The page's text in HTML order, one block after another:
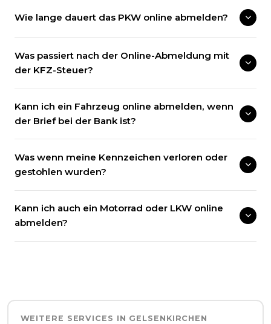
Wie lange dauert das PKW online abmelden?
Was passiert nach der Online-Abmeldung mit
der KFZ-Steuer?
Kann ich ein Fahrzeug online abmelden, wenn
der Brief bei der Bank ist?
Was wenn meine Kennzeichen verloren oder
gestohlen wurden?
Kann ich auch ein Motorrad oder LKW online
abmelden?
WEITERE SERVICES IN GELSENKIRCHEN